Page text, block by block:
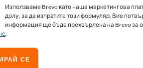
и опаковане
Използваме Brevo като наша маркетингова
долу, за да изпратите този формуляр, Вие
информация ще бъде прехвърлена на Brevo за
.
СЕ